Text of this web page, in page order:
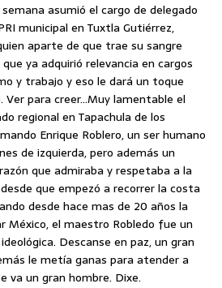
asumió el cargo de delegado
municipal en Tuxtla Gutiérrez,
aparte de que trae su sangre
ya adquirió relevancia en cargos
y trabajo y eso le dará un toque
Ver para creer…Muy lamentable el
regional en Tapachula de los
Enrique Roblero, un ser humano
de izquierda, pero además un
que admiraba y respetaba a la
que empezó a recorrer la costa
desde hace mas de 20 años la
México, el maestro Robledo fue un
Descanse en paz, un gran
le metía ganas para atender a
va un gran hombre. Dixe.